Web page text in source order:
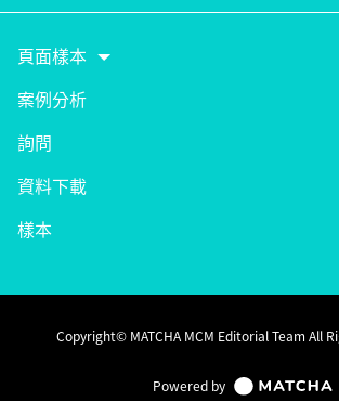
頁面樣本
案例分析
詢問
資料下載
樣本
Copyright© MATCHA MCM Editorial Team All
Powered by